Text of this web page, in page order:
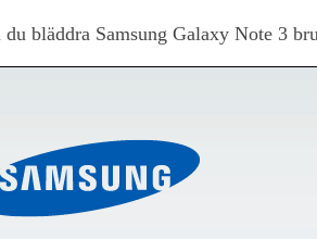
du bläddra Samsung Galaxy Note 3